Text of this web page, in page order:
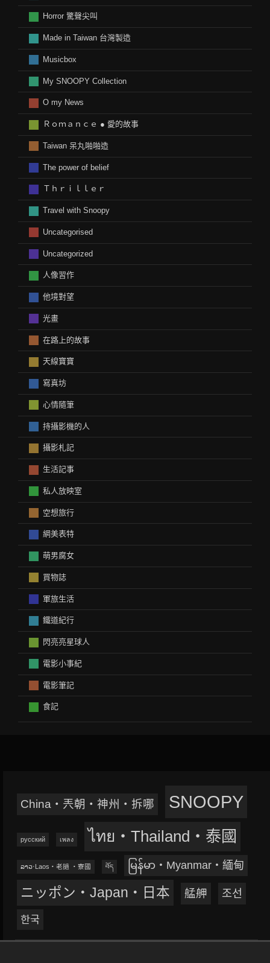
Horror 驚聲尖叫
Made in Taiwan 台灣製造
Musicbox
My SNOOPY Collection
O my News
Ｒｏｍａｎｃｅ ● 愛的故事
Taiwan 呆丸啪啪造
The power of belief
Ｔｈｒｉｌｌｅｒ
Travel with Snoopy
Uncategorised
Uncategorized
人像習作
他境對望
光畫
在路上的故事
天線寶寶
寫真坊
心情隨筆
持攝影機的人
攝影札記
生活記事
私人放映室
空想旅行
網美表特
萌男腐女
買物誌
軍旅生活
鐵道紀行
閃亮亮星球人
電影小事紀
電影筆記
食記
China‧兲朝‧神州‧拆哪 SNOOPY
русский เพลง ไทย‧Thailand‧泰國
ລາວ‧Laos‧老撾 ‧寮國 བོད မြန်မာ‧Myanmar‧緬甸
ニッポン‧Japan‧日本 艋舺 조선
한국